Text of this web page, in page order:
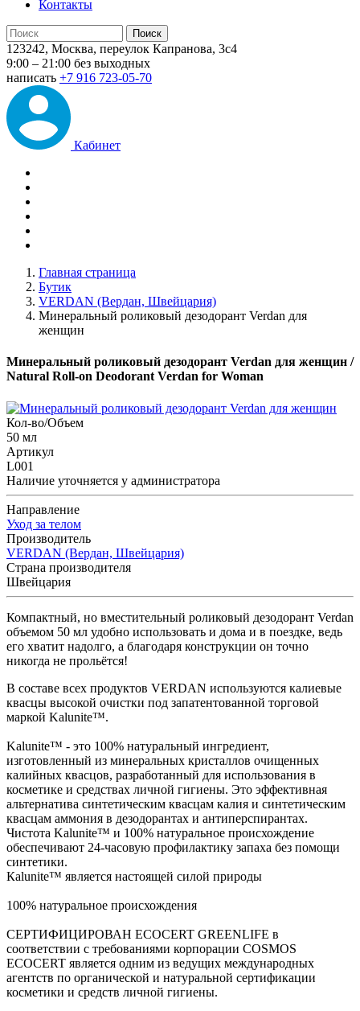
Контакты
123242, Москва, переулок Капранова, 3с4
9:00 – 21:00 без выходных
написать +7 916 723-05-70
Кабинет
Главная страница
Бутик
VERDAN (Вердан, Швейцария)
Минеральный роликовый дезодорант Verdan для
женщин
Минеральный роликовый дезодорант Verdan для женщин /
Natural Roll-on Deodorant Verdan for Woman
Кол-во/Объем
50 мл
Артикул
L001
Наличие уточняется у администратора
Направление
Уход за телом
Производитель
VERDAN (Вердан, Швейцария)
Страна производителя
Швейцария
Компактный, но вместительный роликовый дезодорант Verdan
объемом 50 мл удобно использовать и дома и в поездке, ведь
его хватит надолго, а благодаря конструкции он точно
никогда не прольётся!
В составе всех продуктов VERDAN используются калиевые
квасцы высокой очистки под запатентованной торговой
маркой Kalunite™.
Kalunite™ - это 100% натуральный ингредиент,
изготовленный из минеральных кристаллов очищенных
калийных квасцов, разработанный для использования в
косметике и средствах личной гигиены. Это эффективная
альтернатива синтетическим квасцам калия и синтетическим
квасцам аммония в дезодорантах и ​​антиперспирантах.
Чистота Kalunite™ и 100% натуральное происхождение
обеспечивают 24-часовую профилактику запаха без помощи
синтетики.
Кalunite™ является настоящей силой природы
100% натуральное происхождения
СЕРТИФИЦИРОВАН ECOCERT GREENLIFE в
соответствии с требованиями корпорации COSMOS
ECOCERT является одним из ведущих международных
агентств по органической и натуральной сертификации
косметики и средств личной гигиены.